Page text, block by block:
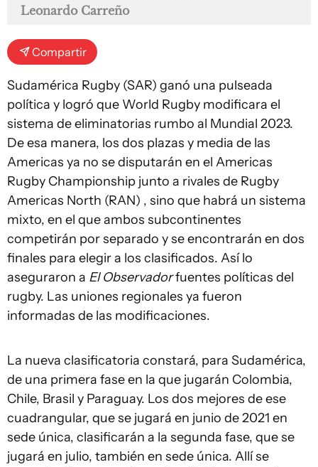
Leonardo Carreño
Compartir
Sudamérica Rugby (SAR) ganó una pulseada
política y logró que World Rugby modificara el
sistema de eliminatorias rumbo al Mundial 2023.
De esa manera, los dos plazas y media de las
Americas ya no se disputarán en el Americas
Rugby Championship junto a rivales de Rugby
Americas North (RAN) , sino que habrá un sistema
mixto, en el que ambos subcontinentes
competirán por separado y se encontrarán en dos
finales para elegir a los clasificados. Así lo
aseguraron a El Observadorfuentes políticas del
rugby. Las uniones regionales ya fueron
informadas de las modificaciones.
La nueva clasificatoria constará, para Sudamérica,
de una primera fase en la que jugarán Colombia,
Chile, Brasil y Paraguay. Los dos mejores de ese
cuadrangular, que se jugará en junio de 2021 en
sede única, clasificarán a la segunda fase, que se
jugará en julio, también en sede única. Allí se